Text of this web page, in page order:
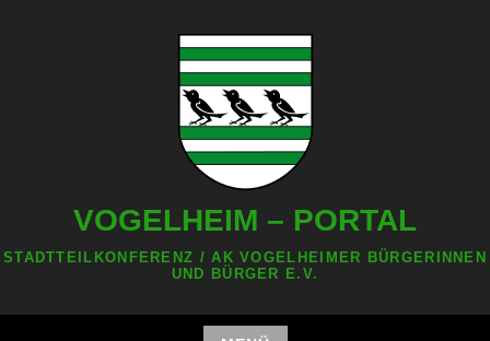
VOGELHEIM – PORTAL
STADTTEILKONFERENZ / AK VOGELHEIMER BÜRGERINNEN
UND BÜRGER E.V.